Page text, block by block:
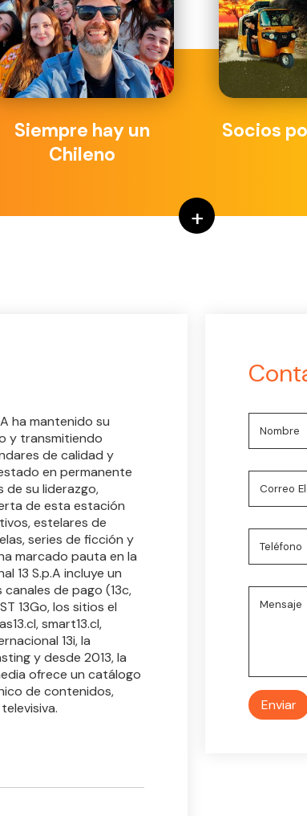
Siempre hay un
Chileno
Socios
+
ha mantenido su
y transmitiendo
de calidad y
en permanente
de su liderazgo,
de esta estación
estelares de
series de ficción y
marcado pauta en la
13 S.p.A incluye un
de pago (13c,
13Go, los sitios el
smart13.cl,
13i, la
y desde 2013, la
ofrece un catálogo
de contenidos,